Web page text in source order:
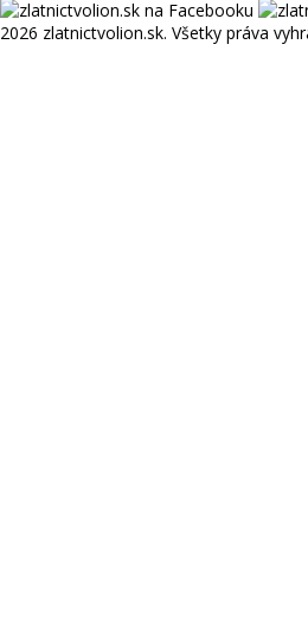
2026 zlatnictvolion.sk. Všetky práva